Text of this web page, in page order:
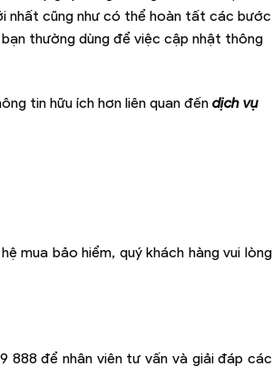
nhất cũng như có thể hoàn tất các bước
thường dùng để việc cập nhật thông
tin hữu ích hơn liên quan đến dịch vụ
mua bảo hiểm, quý khách hàng vui lòng
888để nhân viên tư vấn và giải đáp các